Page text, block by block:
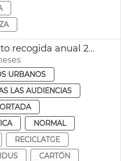
Adjudicado contrato recogida anual 24.000 toneladas papel y carton València
URBANOS
LAS AUDIENCIAS
NORMAL
RECICLATGE
CARTÓN